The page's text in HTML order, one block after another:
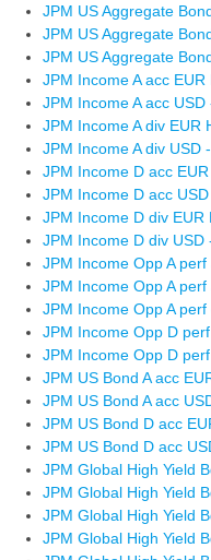
JPM US Aggregate
JPM US Aggregate
JPM US Aggregate
JPM Income A acc
JPM Income A acc
JPM Income A div EUR
JPM Income A div USD
JPM Income D acc
JPM Income D acc
JPM Income D div
JPM Income D div USD
JPM Income Opp A
JPM Income Opp A
JPM Income Opp A
JPM Income Opp D
JPM Income Opp D
JPM US Bond A acc
JPM US Bond A acc
JPM US Bond D acc
JPM US Bond D acc
JPM Global High Yield
JPM Global High Yield
JPM Global High Yield
JPM Global High Yield